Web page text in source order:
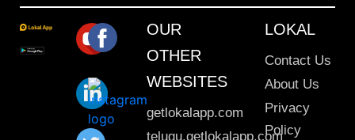
OUR
OTHER
WEBSITES
getlokalapp.com
telugu.getlokalapp.com
LOKAL
Contact Us
About Us
Privacy
Policy